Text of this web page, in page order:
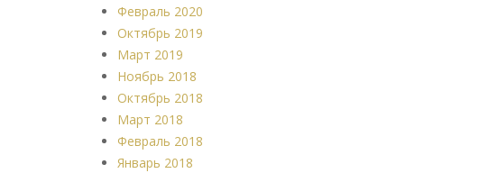
Февраль 2020
Октябрь 2019
Март 2019
Ноябрь 2018
Октябрь 2018
Март 2018
Февраль 2018
Январь 2018